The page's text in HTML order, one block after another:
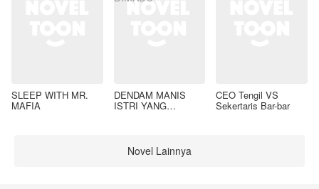
SLEEP WITH MR.
MAFIA
DENDAM MANIS
ISTRI YANG
CEO Tengil VS
Sekertaris Bar-bar
Novel Lainnya